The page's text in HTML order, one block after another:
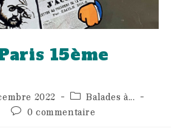
15ème
2022 Post
category:
Balades à...
Commentaires
0 commentaire